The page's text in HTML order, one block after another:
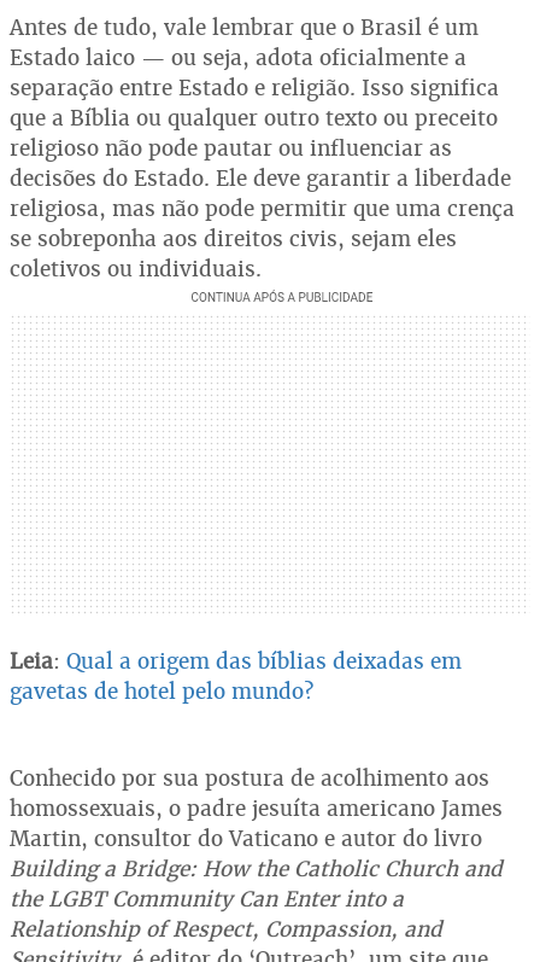
Antes de tudo, vale lembrar que o Brasil é um
Estado laico — ou seja, adota oficialmente a
separação entre Estado e religião. Isso significa
que a Bíblia ou qualquer outro texto ou preceito
religioso não pode pautar ou influenciar as
decisões do Estado. Ele deve garantir a liberdade
religiosa, mas não pode permitir que uma crença
se sobreponha aos direitos civis, sejam eles
coletivos ou individuais.
Leia: Qual a origem das bíblias deixadas em
gavetas de hotel pelo mundo?
Conhecido por sua postura de acolhimento aos
homossexuais, o padre jesuíta americano James
Martin, consultor do Vaticano e autor do livro
Building a Bridge: How the Catholic Church and
the LGBT Community Can Enter into a
Relationship of Respect, Compassion, and